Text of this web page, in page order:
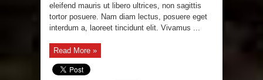
eleifend mauris ut libero ultrices, non sagittis
tortor posuere. Nam diam lectus, posuere eget
interdum a, laoreet tincidunt elit. Vivamus ...
Read More »